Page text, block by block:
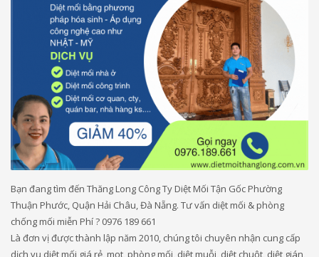
Bạn đang tìm đến Thăng Long Công Ty Diệt Mối Tận Gốc Phường
Thuận Phước, Quận Hải Châu, Đà Nẵng. Tư vấn diệt mối & phòng
chống mối miễn Phí ? 0976 189 661
Là đơn vị được thành lập năm 2010, chúng tôi chuyên nhận cung cấp
dịch vụ diệt mối giá rẻ, mọt, phòng mối, diệt muỗi, diệt chuột, diệt gián,